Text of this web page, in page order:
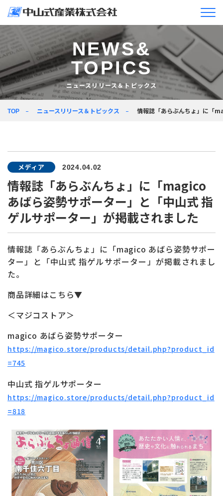
ニュースリリース＆トピックス
製品情報
お問い合わせ ONLINE SHOP
NEWS&
TOPICS
ニュースリリース＆トピックス
TOP ニュースリリース＆トピックス 情報誌「あらぶんちょ」に「
メディア 2024.04.02
情報誌「あらぶんちょ」に「magico
あばら姿勢サポーター」と「中山式 指
ゲルサポーター」が掲載されました
情報誌「あらぶんちょ」に「magico あばら姿勢サポー
ター」と「中山式 指ゲルサポーター」が掲載されまし
た。
商品詳細はこちら▼
＜マジコストア＞
magico あばら姿勢サポーター
https://magico.store/products/detail.php?product_id
=745
中山式 指ゲルサポーター
https://magico.store/products/detail.php?product_id
=818